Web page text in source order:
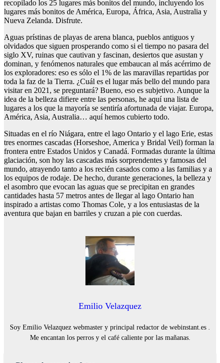
recopilado los 25 lugares más bonitos del mundo, incluyendo los
lugares más bonitos de América, Europa, África, Asia, Australia y
Nueva Zelanda. Disfrute.
Aguas prístinas de playas de arena blanca, pueblos antiguos y
olvidados que siguen prosperando como si el tiempo no pasara del
siglo XV, ruinas que cautivan y fascinan, desiertos que asustan y
dominan, y fenómenos naturales que embaucan al más acérrimo de
los exploradores: eso es sólo el 1% de las maravillas repartidas por
toda la faz de la Tierra. ¿Cuál es el lugar más bello del mundo para
visitar en 2021, se preguntará? Bueno, eso es subjetivo. Aunque la
idea de la belleza difiere entre las personas, he aquí una lista de
lugares a los que la mayoría se sentiría afortunada de viajar. Europa,
América, Asia, Australia… aquí hemos cubierto todo.
Situadas en el río Niágara, entre el lago Ontario y el lago Erie, estas
tres enormes cascadas (Horseshoe, America y Bridal Veil) forman la
frontera entre Estados Unidos y Canadá. Formadas durante la última
glaciación, son hoy las cascadas más sorprendentes y famosas del
mundo, atrayendo tanto a los recién casados como a las familias y a
los equipos de rodaje. De hecho, durante generaciones, la belleza y
el asombro que evocan las aguas que se precipitan en grandes
cantidades hasta 57 metros antes de llegar al lago Ontario han
inspirado a artistas como Thomas Cole, y a los entusiastas de la
aventura que bajan en barriles y cruzan a pie con cuerdas.
Emilio Velazquez
Soy Emilio Velazquez webmaster y principal redactor de webinstant.es .
Me encantan los perros y el café caliente por las mañanas.